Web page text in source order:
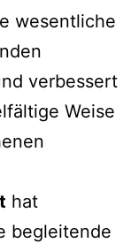
wesentliche
verbessert
Weise
hat
begleitende